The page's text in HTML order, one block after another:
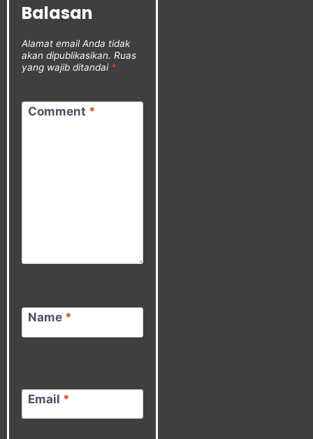
Balasan
Alamat email Anda tidak
akan dipublikasikan. Ruas
yang wajib ditandai *
Comment *
Name *
Email *